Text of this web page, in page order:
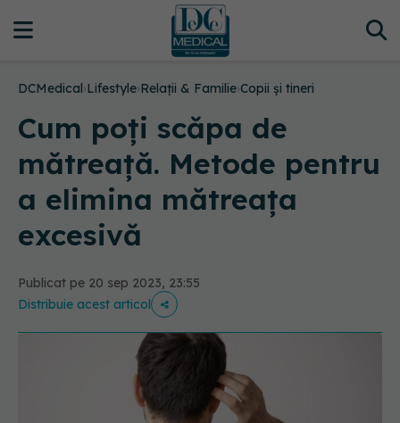
DCMedical›Lifestyle›Relații & Familie›Copii și tineri
Cum poți scăpa de
mătreață. Metode pentru
a elimina mătreața
excesivă
Publicat pe 20 sep 2023, 23:55
Distribuie acest articol